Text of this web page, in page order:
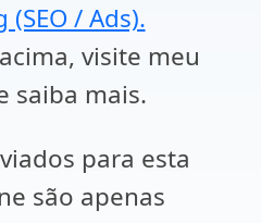
/ Ads).
visite meu
saiba mais.
para esta
são apenas